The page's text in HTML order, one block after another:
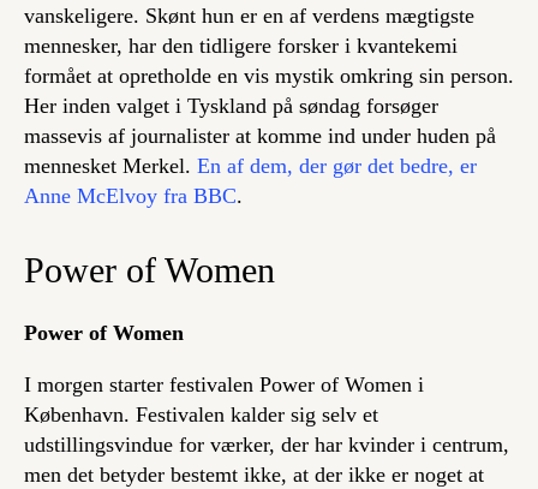
vanskeligere. Skønt hun er en af verdens mægtigste
mennesker, har den tidligere forsker i kvantekemi
formået at opretholde en vis mystik omkring sin person.
Her inden valget i Tyskland på søndag forsøger
massevis af journalister at komme ind under huden på
mennesket Merkel. En af dem, der gør det bedre, er
Anne McElvoy fra BBC.
Power of Women
Power of Women
I morgen starter festivalen Power of Women i
København. Festivalen kalder sig selv et
udstillingsvindue for værker, der har kvinder i centrum,
men det betyder bestemt ikke, at der ikke er noget at